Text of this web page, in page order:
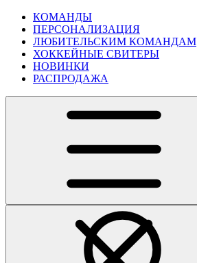
КОМАНДЫ
ПЕРСОНАЛИЗАЦИЯ
ЛЮБИТЕЛЬСКИМ КОМАНДАМ
ХОККЕЙНЫЕ СВИТЕРЫ
НОВИНКИ
РАСПРОДАЖА